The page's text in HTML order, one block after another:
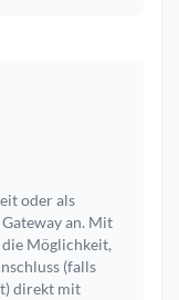
oder als
an. Mit
Möglichkeit,
(falls
direkt mit